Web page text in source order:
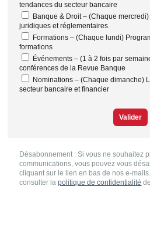
tendances du secteur bancaire
Banque & Droit – (Chaque
juridiques et réglementaires
Formations – (Chaque lundi)
formations
Événements – (1 à 2 fois par
conférences de la Revue Banque
Nominations – (Chaque dimanche)
secteur bancaire et financier
Valider
Désabonnement : Si vous ne souhaitez
communications, vous pouvez vous
cliquant sur le lien en bas de nos e-
consulter lapolitique de confidentialité